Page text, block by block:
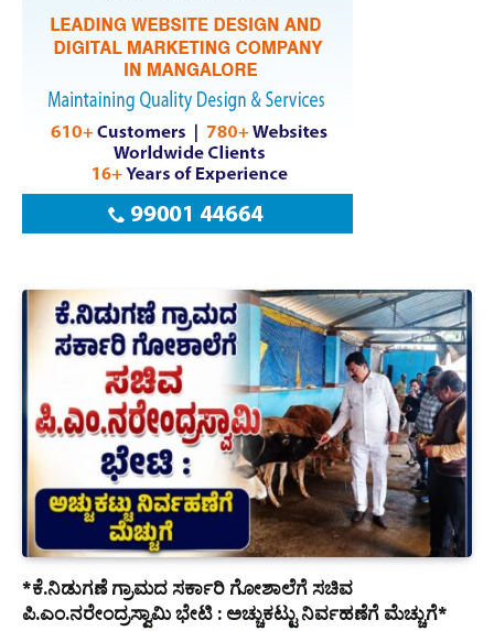
*ಕೆ.ನಿಡುಗಣೆ ಗ್ರಾಮದ ಸರ್ಕಾರಿ ಗೋಶಾಲೆಗೆ ಸಚಿವ
ಪಿ.ಎಂ.ನರೇಂದ್ರಸ್ವಾಮಿ ಭೇಟಿ : ಅಚ್ಚುಕಟ್ಟು ನಿರ್ವಹಣೆಗೆ ಮೆಚ್ಚುಗೆ*